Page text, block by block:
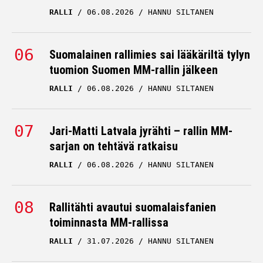
RALLI 06.08.2026 HANNU SILTANEN
Suomalainen rallimies sai lääkäriltä tylyn
tuomion Suomen MM-rallin jälkeen
RALLI 06.08.2026 HANNU SILTANEN
Jari-Matti Latvala jyrähti – rallin MM-
sarjan on tehtävä ratkaisu
RALLI 06.08.2026 HANNU SILTANEN
Rallitähti avautui suomalaisfanien
toiminnasta MM-rallissa
RALLI 31.07.2026 HANNU SILTANEN